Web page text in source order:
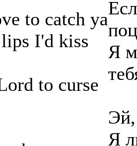
to catch ya
I'd kiss
to curse
Я
Эй,
Я